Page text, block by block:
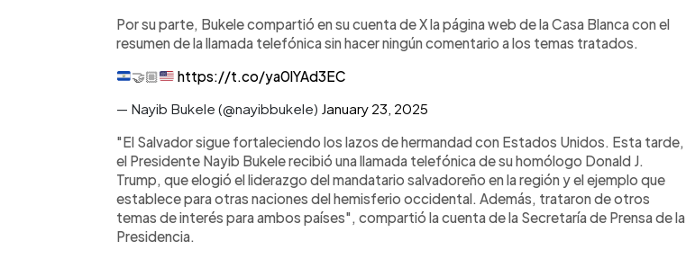
Por su parte, Bukele compartió en su cuenta de X la página web de la Casa Blanca con el
resumen de la llamada telefónica sin hacer ningún comentario a los temas tratados.
🤝🏼
https://t.co/ya0lYAd3EC
— Nayib Bukele (@nayibbukele) January 23, 2025
"El Salvador sigue fortaleciendo los lazos de hermandad con Estados Unidos. Esta tarde,
el Presidente Nayib Bukele recibió una llamada telefónica de su homólogo Donald J.
Trump, que elogió el liderazgo del mandatario salvadoreño en la región y el ejemplo que
establece para otras naciones del hemisferio occidental. Además, trataron de otros
temas de interés para ambos países", compartió la cuenta de la Secretaría de Prensa de la
Presidencia.